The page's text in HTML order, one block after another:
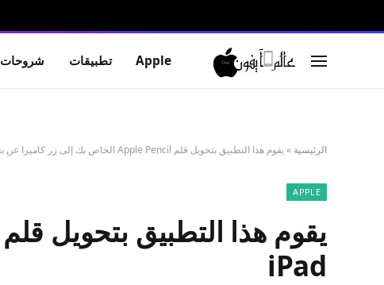
Apple تطبيقات شروحات
الرئيسية »يقوم هذا التطبيق بتحويل قلم Apple Pencil الخاص بك إلى زر كاميرا عن بعد لجهاز iPad
APPLE
iPad